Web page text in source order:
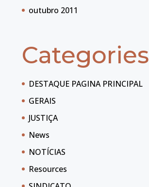
outubro 2011
Categories
DESTAQUE PAGINA PRINCIPAL
GERAIS
JUSTIÇA
News
NOTÍCIAS
Resources